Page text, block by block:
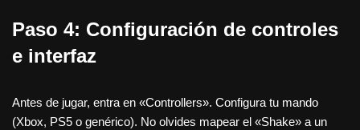
Paso 4: Configuración de controles
e interfaz
Antes de jugar, entra en «Controllers». Configura tu mando
(Xbox, PS5 o genérico). No olvides mapear el «Shake» a un